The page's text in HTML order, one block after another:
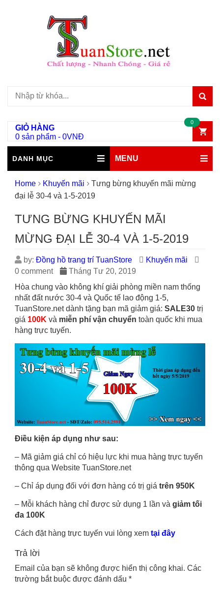
GIỎ HÀNG
0 sản phẩm - 0VNĐ
0
DANH MỤC MENU
Home Khuyến mãi
Tưng bừng khuyến mãi mừng
đại lễ 30-4 và 1-5-2019
TƯNG BỪNG KHUYẾN MÃI
MỪNG ĐẠI LỄ 30-4 VÀ 1-5-2019
by: Đồng hồ trang trí TuanStore
Khuyến mãi
0 comment
Tháng Tư 20, 2019
Hòa chung vào không khí giải phòng miền nam thống
nhất đất nước 30-4 và Quốc tế lao động 1-5,
TuanStore.net dành tặng bạn mã giảm giá: SALE30 trị
giá 100K và miễn phí vận chuyển toàn quốc khi mua
hàng trực tuyến.
Điều kiện áp dụng như sau:
– Mã giảm giá chỉ có hiệu lực khi mua hàng trực tuyến
thông qua Website TuanStore.net
– Chỉ áp dụng đối với đơn hàng có trị giá trên 950K
– Mỗi khách hàng chỉ được sử dụng 1 lần và giảm tối
đa 100K
Cách đặt hàng trực tuyến vui lòng xem tại đây
Trả lời
Email của bạn sẽ không được hiển thị công khai. Các
trường bắt buộc được đánh dấu *